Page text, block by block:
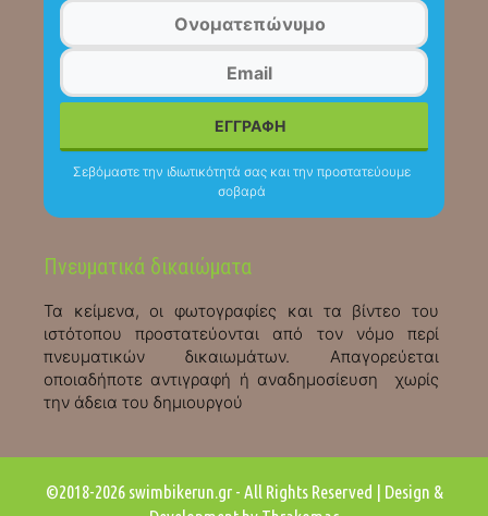
Σεβόμαστε την ιδιωτικότητά σας και την προστατεύουμε
σοβαρά
Πνευματικά δικαιώματα
Τα κείμενα, οι φωτογραφίες και τα βίντεο του
ιστότοπου προστατεύονται από τον νόμο περί
πνευματικών δικαιωμάτων. Απαγορεύεται
οποιαδήποτε αντιγραφή ή αναδημοσίευση χωρίς
την άδεια του δημιουργού
©2018-2026 swimbikerun.gr - All Rights Reserved | Design &